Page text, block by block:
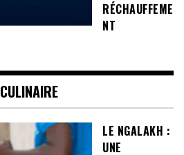
RÉCHAUFFEME
NT
CULINAIRE
LE NGALAKH :
UNE